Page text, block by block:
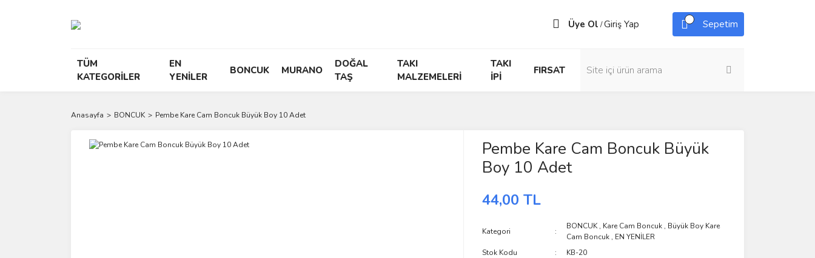
Üye Ol /Giriş Yap Sepetim
TÜM
KATEGORİLER
EN
YENİLER
BONCUK MURANO
DOĞAL
TAŞ
TAKI
MALZEMELERİ
TAKI
İPİ
FIRSAT
Anasayfa BONCUK Pembe Kare Cam Boncuk Büyük Boy 10 Adet
Pembe Kare Cam Boncuk Büyük
Boy 10 Adet
44,00 TL
Kategori
BONCUK , Kare Cam Boncuk , Büyük Boy Kare
Cam Boncuk , EN YENİLER
Stok Kodu
KB-20